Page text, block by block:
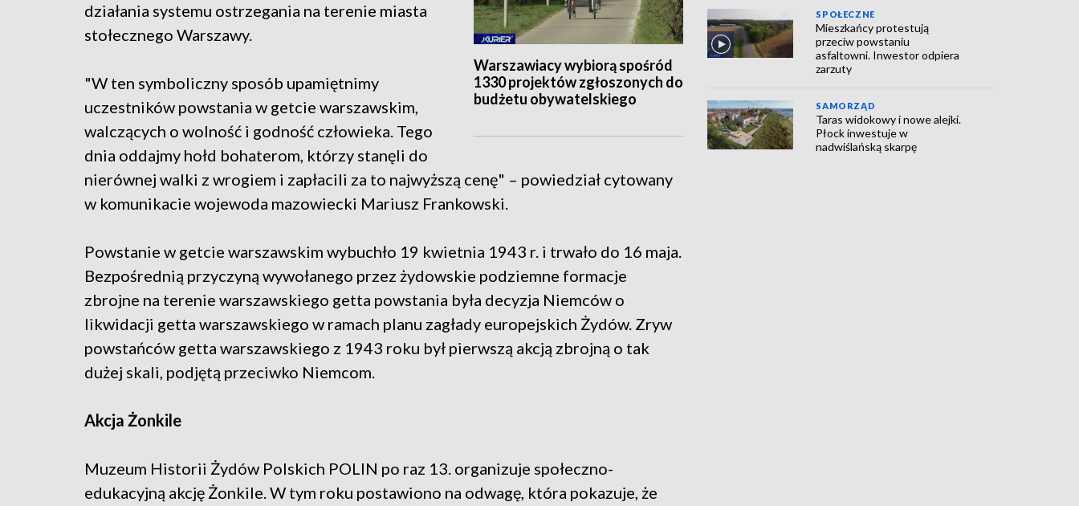
Warszawiacy wybiorą spośród
1330 projektów zgłoszonych do
budżetu obywatelskiego
działania systemu ostrzegania na terenie miasta
stołecznego Warszawy.
"W ten symboliczny sposób upamiętnimy
uczestników powstania w getcie warszawskim,
walczących o wolność i godność człowieka. Tego
dnia oddajmy hołd bohaterom, którzy stanęli do
nierównej walki z wrogiem i zapłacili za to najwyższą cenę" – powiedział cytowany
w komunikacie wojewoda mazowiecki Mariusz Frankowski.
Powstanie w getcie warszawskim wybuchło 19 kwietnia 1943 r. i trwało do 16 maja.
Bezpośrednią przyczyną wywołanego przez żydowskie podziemne formacje
zbrojne na terenie warszawskiego getta powstania była decyzja Niemców o
likwidacji getta warszawskiego w ramach planu zagłady europejskich Żydów. Zryw
powstańców getta warszawskiego z 1943 roku był pierwszą akcją zbrojną o tak
dużej skali, podjętą przeciwko Niemcom.
Akcja Żonkile
Muzeum Historii Żydów Polskich POLIN po raz 13. organizuje społeczno-
edukacyjną akcję Żonkile. W tym roku postawiono na odwagę, która pokazuje, że
SPOŁECZNE
Mieszkańcy protestują
przeciw powstaniu
asfaltowni. Inwestor odpiera
zarzuty
SAMORZĄD
Taras widokowy i nowe alejki.
Płock inwestuje w
nadwiślańską skarpę